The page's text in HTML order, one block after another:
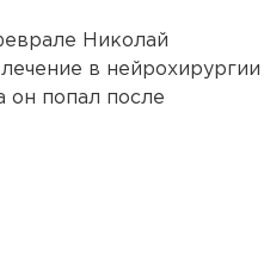
Николай
в нейрохирургии
он попал после